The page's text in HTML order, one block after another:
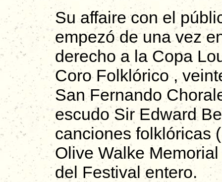
Su affaire con el
empezó de una vez
derecho a la Copa
Coro Folklórico ,
San Fernando
escudo Sir Edward
canciones folklóricas
Olive Walke
del Festival entero.